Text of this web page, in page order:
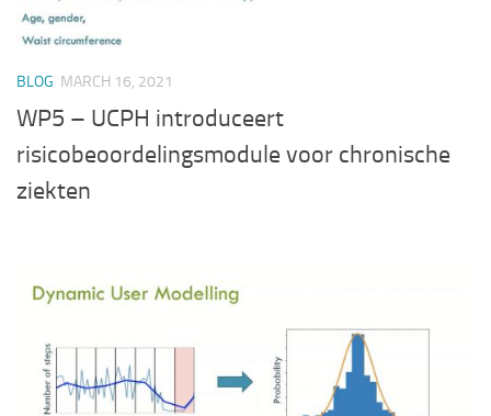
BLOG MARCH 16, 2021
WP5 – UCPH introduceert
risicobeoordelingsmodule voor chronische
ziekten